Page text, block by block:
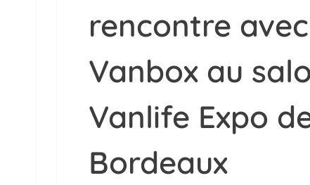
rencontre avec
Vanbox au
Vanlife Expo
Bordeaux